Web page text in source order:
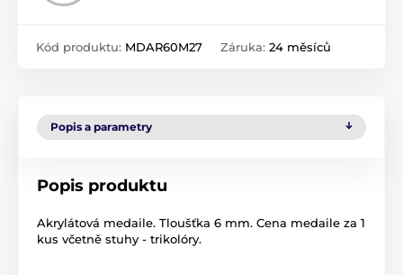
Kód produktu: MDAR60M27 Záruka: 24 měsíců
Popis a parametry
Popis produktu
Akrylátová medaile. Tloušťka 6 mm. Cena medaile za 1
kus včetně stuhy - trikolóry.